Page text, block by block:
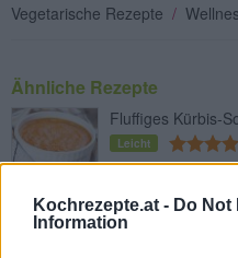
Kochrezepte.at - Do Not
Information
Vegetarische Rezepte /
Ähnliche Rezepte
Fluffiges Kürbis-
Leicht
Gegrillter Kürbis